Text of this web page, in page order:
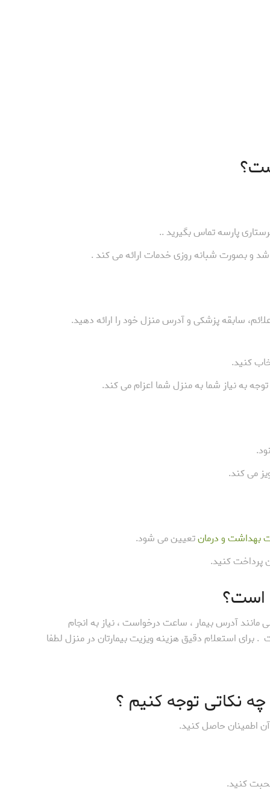
پارسه تماس بگیرید ..
و بصورت شبانه روزی خدمات ارائه می کند .
سابقه پزشکی و آدرس منزل خود را ارائه دهید.
کنید.
به نیاز شما به منزل شما اعزام می کند.
می کند.
بهداشت و درمانتعیین می شود.
پرداخت کنید.
است؟
آدرس بیمار ، ساعت درخواست ، نیاز به انجام
هزار تومان الی 2 میلیون تومان است . برای استعلام دقیق هزینه ویزیت بیمارتان در منزل لطفا
نکاتی توجه کنیم ؟
اطمینان حاصل کنید.
کنید.